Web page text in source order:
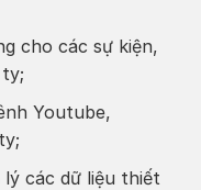
cho các sự kiện,
Youtube,
các dữ liệu thiết